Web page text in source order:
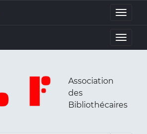
Toggle
Toggle
Association
des
Bibliothécaires